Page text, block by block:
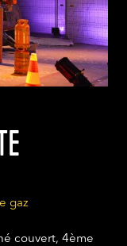
gaz
couvert, 4ème